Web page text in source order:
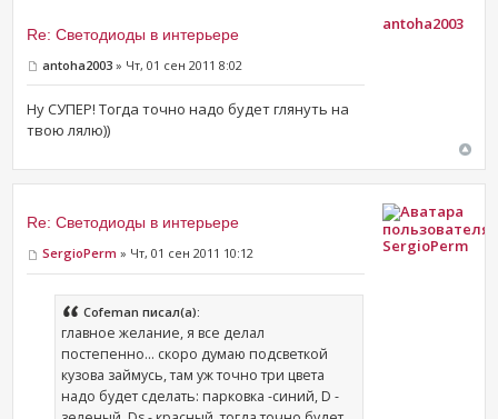
Re: Светодиоды в интерьере
antoha2003 » Чт, 01 сен 2011 8:02
Ну СУПЕР! Тогда точно надо будет глянуть на
твою лялю))
antoha2003
Re: Светодиоды в интерьере
SergioPerm » Чт, 01 сен 2011 10:12
Cofeman писал(а):
главное желание, я все делал
постепенно... скоро думаю подсветкой
кузова займусь, там уж точно три цвета
надо будет сделать: парковка -синий, D -
SergioPerm